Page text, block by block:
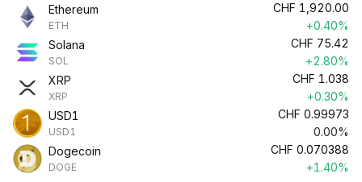
Ethereum
ETH
CHF 1,920.00
+0.40%
Solana
SOL
CHF 75.42
+2.80%
XRP
XRP
CHF 1.038
+0.30%
USD1
USD1
CHF 0.99973
0.00%
Dogecoin
DOGE
CHF 0.070388
+1.40%